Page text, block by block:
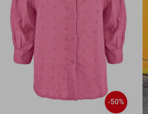
-50%